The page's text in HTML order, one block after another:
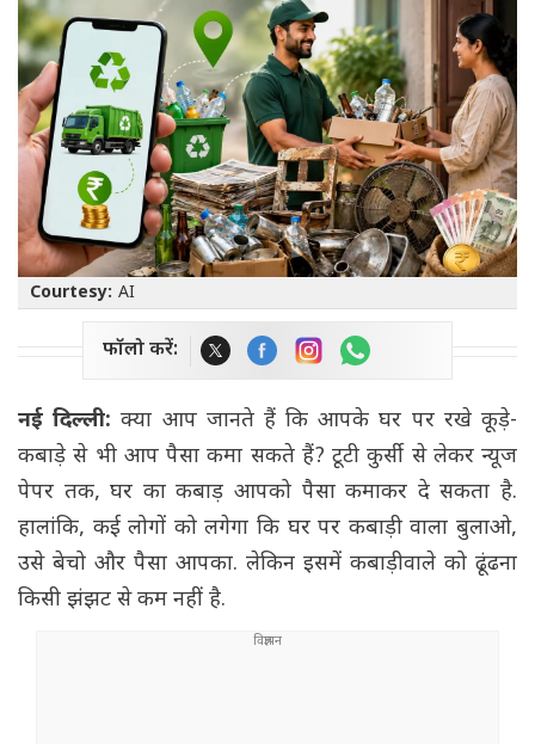
Courtesy: AI
फॉलो करें:
नई दिल्ली:क्या आप जानते हैं कि आपके घर पर रखे कूड़े-
कबाड़े से भी आप पैसा कमा सकते हैं? टूटी कुर्सी से लेकर न्यूज
पेपर तक, घर का कबाड़ आपको पैसा कमाकर दे सकता है.
हालांकि, कई लोगों को लगेगा कि घर पर कबाड़ी वाला बुलाओ,
उसे बेचो और पैसा आपका. लेकिन इसमें कबाड़ीवाले को ढूंढना
किसी झंझट से कम नहीं है.